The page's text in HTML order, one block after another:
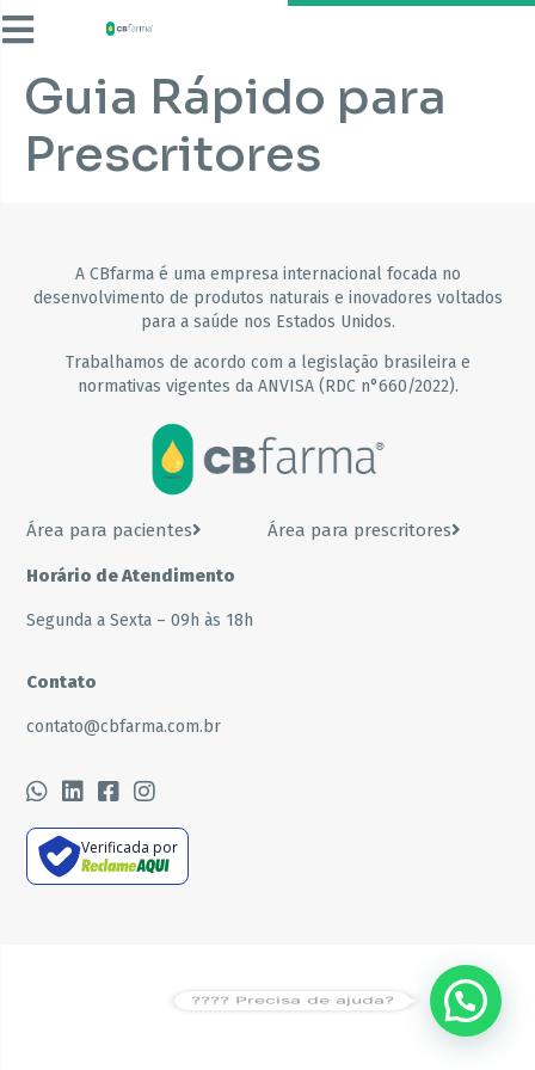
Guia Rápido para
Prescritores
A CBfarma é uma empresa internacional focada no
desenvolvimento de produtos naturais e inovadores voltados
para a saúde nos Estados Unidos.
Trabalhamos de acordo com a legislação brasileira e
normativas vigentes da ANVISA (RDC n°660/2022).
Área para pacientes Área para prescritores
Horário de Atendimento
Segunda a Sexta – 09h às 18h
Contato
contato@cbfarma.com.br
Verificada por
???? Precisa de ajuda?